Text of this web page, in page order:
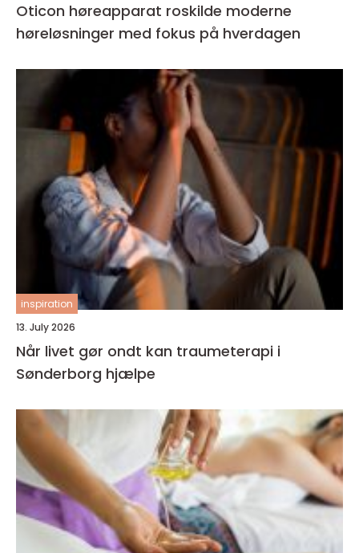
Oticon høreapparat roskilde moderne
høreløsninger med fokus på hverdagen
inspiration
13. July 2026
Når livet gør ondt kan traumeterapi i
Sønderborg hjælpe